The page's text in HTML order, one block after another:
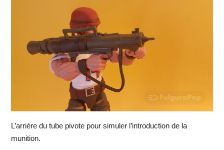
L’arrière du tube pivote pour simuler l’introduction de la
munition.